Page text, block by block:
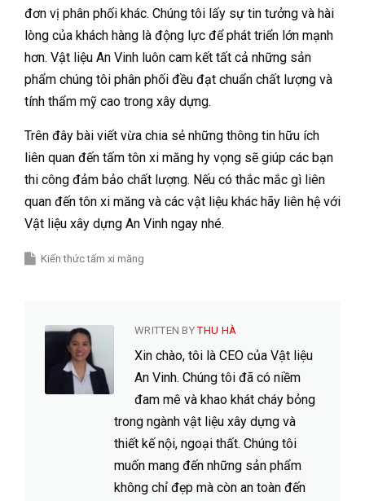
đơn vị phân phối khác. Chúng tôi lấy sự tin tưởng và hài
lòng của khách hàng là động lực để phát triển lớn mạnh
hơn. Vật liệu An Vinh luôn cam kết tất cả những sản
phẩm chúng tôi phân phối đều đạt chuẩn chất lượng và
tính thẩm mỹ cao trong xây dựng.
Trên đây bài viết vừa chia sẻ những thông tin hữu ích
liên quan đến tấm tôn xi măng hy vọng sẽ giúp các bạn
thi công đảm bảo chất lượng. Nếu có thắc mắc gì liên
quan đến tôn xi măng và các vật liệu khác hãy liên hệ với
Vật liệu xây dựng An Vinh ngay nhé.
Kiến thức tấm xi măng
WRITTEN BYTHU HÀ
Xin chào, tôi là CEO của Vật liệu
An Vinh. Chúng tôi đã có niềm
đam mê và khao khát cháy bỏng
trong ngành vật liệu xây dựng và
thiết kế nội, ngoại thất. Chúng tôi
muốn mang đến những sản phẩm
không chỉ đẹp mà còn an toàn đến